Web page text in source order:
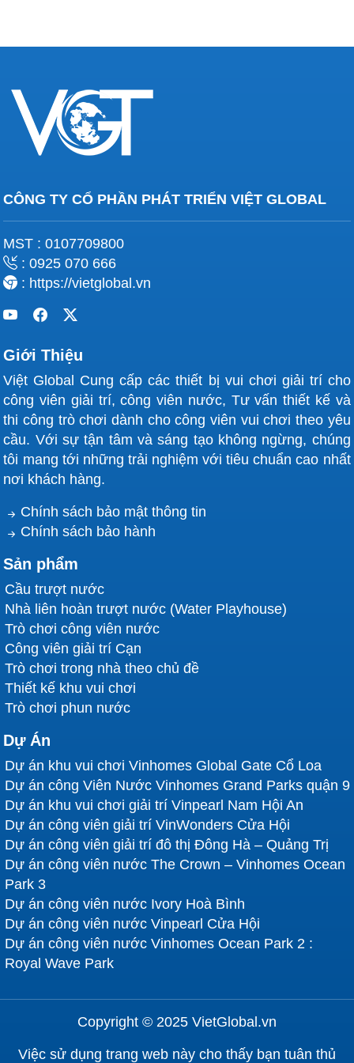
được thiết kế với khả năng cách điện, đảm bảo
nguy cơ về điện giật trong suốt quá trình tham
gia trò chơi.
Mua bán xe điện đụng
Xe điện đụng hoạt động nhờ động cơ điện, nhận
điện từ sàn đấu hoặc pin. Người chơi điều khiển xe
qua tay lái và bàn đạp, tự do di chuyển và tạo va
3. Các loại xe điện đụng
Trong thế giới giải trí đa dạng của các khu vui chơi,
trò xe điện đụng (hay còn gọi là xe bumper) luôn là
một điểm nhấn thu hút đông đảo người chơi ở mọi
lứa tuổi, mang lại tiếng cười và những phút giây giải
trí đầy sảng khoái. Để đáp ứng nhu cầu phong phú
của khách hàng, các nhà sản xuất đã cho ra đời
nhiều biến thể xe điện đụng khác nhau, mỗi loại
được thiết kế riêng biệt cho từng đối tượng và mục
đích sử dụng. Dưới đây là những phân loại phổ biến
và đặc trưng của chúng:
Xe điện đụng dành cho trẻ em:Đây là dòng xe
được thiết kế chuyên biệt để đảm bảo an toàn tối đa
cho các bé. Những chiếc xe này thường có kích
thước nhỏ gọn, vừa vặn với vóc dáng của trẻ, giúp
các em dễ dàng điều khiển. Tốc độ di chuyển của
chúng được giới hạn ở mức rất thấp nhằm giảm
thiểu mọi rủi ro, cho phép trẻ em thỏa sức vui chơi
mà vẫn được bảo vệ. Loại xe này đặc biệt phù hợp
với các bạn nhỏ trong đội tuổi từ 4 đến 10, mang lại
trải nghiệm lái xe vui nhộn, an toàn và giúp các bé tự
tin hơn trong việc khám phá môi trường xung quanh.
Xe điện đụng dành cho người lớn:Đối với những
ai tìm kiếm cảm giác mạnh mẽ và kịch tính hơn,
là lựa chọn lý tưởng. Chúng được chế tạo với kích
CÔNG TY CỔ PHẦN PHÁT TRIỂN VIỆT GLOBAL
MST : 0107709800
: 0925 070 666
: https://vietglobal.vn
Giới Thiệu
Việt Global Cung cấp các thiết bị vui chơi giải trí cho
công viên giải trí, công viên nước, Tư vấn thiết kế và
thi công trò chơi dành cho công viên vui chơi theo yêu
cầu. Với sự tận tâm và sáng tạo không ngừng, chúng
tôi mang tới những trải nghiệm với tiêu chuẩn cao nhất
nơi khách hàng.
Chính sách bảo mật thông tin
Chính sách bảo hành
Sản phẩm
Cầu trượt nước
Nhà liên hoàn trượt nước (Water Playhouse)
Trò chơi công viên nước
Công viên giải trí Cạn
Trò chơi trong nhà theo chủ đề
Thiết kế khu vui chơi
Trò chơi phun nước
Dự Án
Dự án khu vui chơi Vinhomes Global Gate Cổ Loa
Dự án công Viên Nước Vinhomes Grand Parks quận 9
Dự án khu vui chơi giải trí Vinpearl Nam Hội An
Dự án công viên giải trí VinWonders Cửa Hội
Dự án công viên giải trí đô thị Đông Hà – Quảng Trị
Dự án công viên nước The Crown – Vinhomes Ocean
Park 3
Dự án công viên nước Ivory Hoà Bình
Dự án công viên nước Vinpearl Cửa Hội
Dự án công viên nước Vinhomes Ocean Park 2 :
Royal Wave Park
Copyright © 2025 VietGlobal.vn
Việc sử dụng trang web này cho thấy bạn tuân thủ